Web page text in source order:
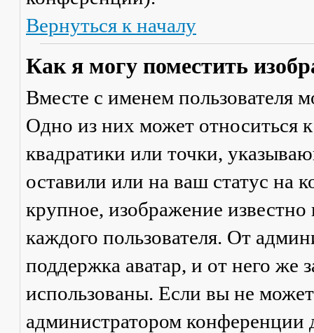
Вернуться к началу
Как я могу поместить
Вместе с именем пользователя
Одно из них может относиться
квадратики или точки,
оставили или на ваш статус на
крупное, изображение
каждого пользователя. От
поддержка аватар, и от него же
использованы. Если вы не
администратором конференции